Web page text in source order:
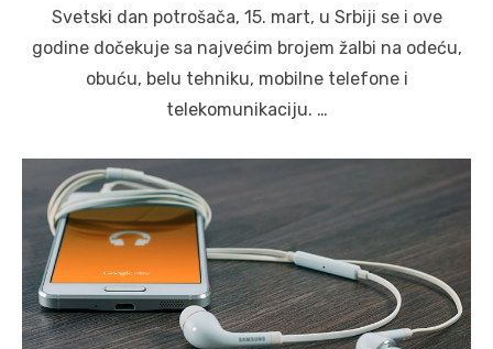
Svetski dan potrošača, 15. mart, u Srbiji se i ove
godine dočekuje sa najvećim brojem žalbi na odeću,
obuću, belu tehniku, mobilne telefone i
telekomunikaciju. …